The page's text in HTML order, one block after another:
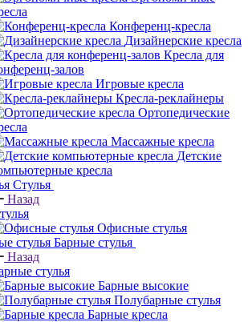
Конференц-кресла
Дизайнерские кресла
Кресла для
залов
Игровые кресла
Кресла-реклайнеры
Ортопедические
Массажные кресла
Детские
кресла
Стулья
Назад
Офисные стулья
Барные стулья
Назад
стулья
Барные высокие
Полубарные стулья
Барные кресла